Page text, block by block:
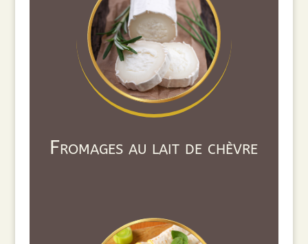
Fromages au lait de chèvre